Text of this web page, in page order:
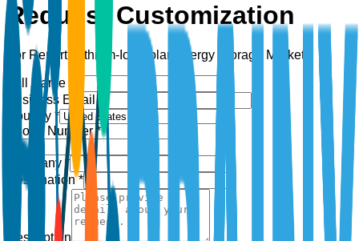
Request Customization
For Report: Lithium-Ion Solar Energy Storage Market
Full Name *
Business Email *
Country *
Phone Number *
Company *
Designation *
Description